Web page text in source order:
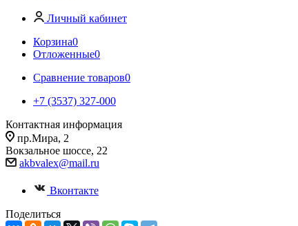
Личный кабинет
Корзина0
Отложенные0
Сравнение товаров0
+7 (3537) 327-000
Контактная информация
пр.Мира, 2
Вокзальное шоссе, 22
akbvalex@mail.ru
Вконтакте
Поделиться